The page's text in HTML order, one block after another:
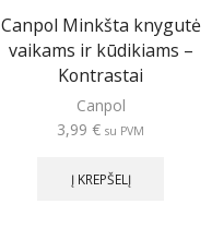
Canpol Minkšta knygutė
vaikams ir kūdikiams –
Kontrastai
Canpol
3,99€ su PVM
Į KREPŠELĮ